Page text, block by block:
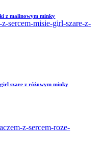
z malinowym minky
girl szare z różowym minky